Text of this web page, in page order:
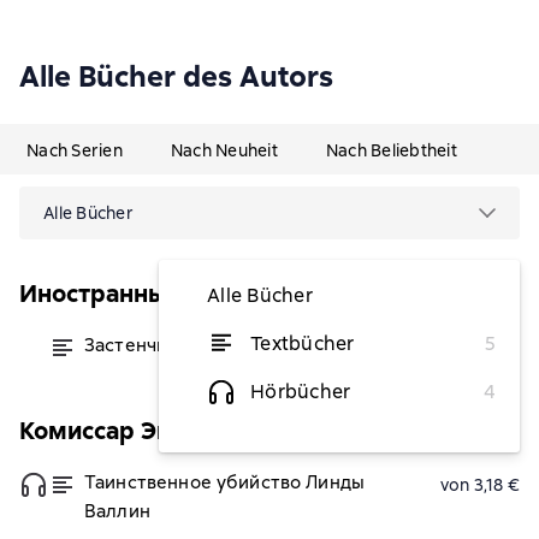
Alle Bücher des Autors
Nach Serien Nach Neuheit Nach Beliebtheit
Alle Bücher
Alle Bücher
Textbücher
5
Hörbücher
4
Иностранный детектив
Застенчивый убийца von 4,89 €
Комиссар Эверт Бекстрём
Таинственное убийство Линды
Валлин
von 3,18 €